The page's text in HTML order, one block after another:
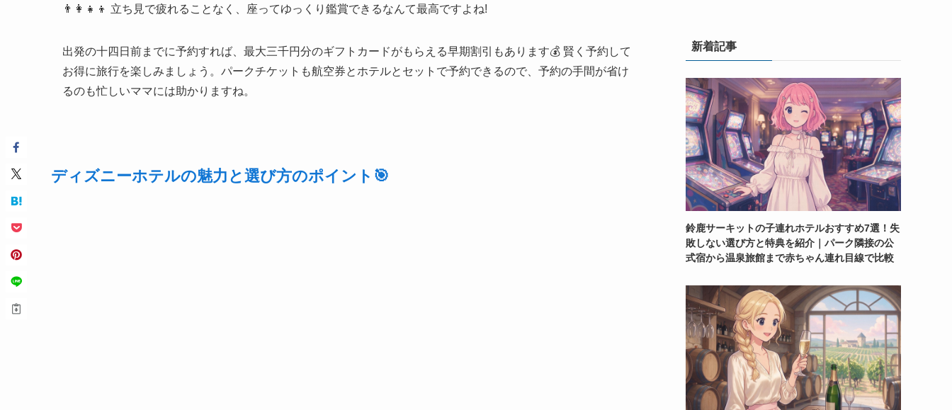
👨‍👩‍👧‍👦 立ち見で疲れることなく、座ってゆっくり鑑賞できるなんて最高ですよね!
出発の十四日前までに予約すれば、最大三千円分のギフトカードがもらえる早期割引もあります💰 賢く予約して
お得に旅行を楽しみましょう。パークチケットも航空券とホテルとセットで予約できるので、予約の手間が省け
るのも忙しいママには助かりますね。
ディズニーホテルの魅力と選び方のポイント🎯
新着記事
鈴鹿サーキットの子連れホテルおすすめ7選！失
敗しない選び方と特典を紹介｜パーク隣接の公
式宿から温泉旅館まで赤ちゃん連れ目線で比較